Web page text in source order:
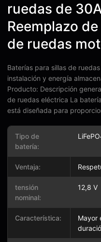
ruedas de
Reemplazo
de ruedas
Baterías para sillas de
instalación y energía
Producto: Descripción
de ruedas eléctrica La
está diseñada para
Tipo de
batería:
Ventaja:
tensión
nominal:
12,8 V
Característica:
Mayor